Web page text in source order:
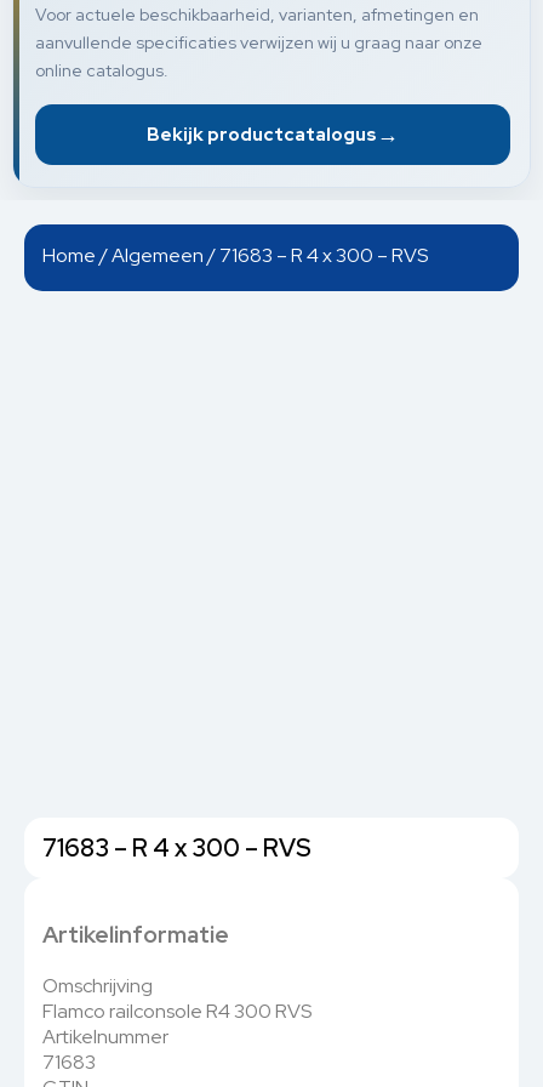
Voor actuele beschikbaarheid, varianten, afmetingen en
aanvullende specificaties verwijzen wij u graag naar onze
online catalogus.
Bekijk productcatalogus →
Home/Algemeen/ 71683 – R 4 x 300 – RVS
71683 – R 4 x 300 – RVS
Artikelinformatie
Omschrijving
Flamco railconsole R4 300 RVS
Artikelnummer
71683